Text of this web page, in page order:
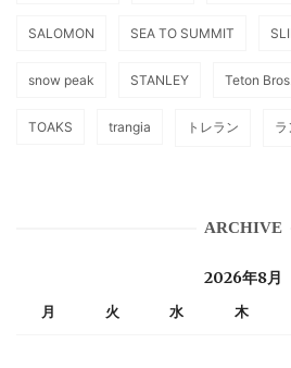
SALOMON SEA TO SUMMIT
snow peak STANLEY Teton
TOAKS trangia トレラン
ARCHIVE
2026年8月
月 火 水 木